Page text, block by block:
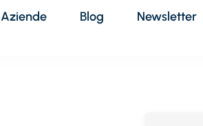
Aziende Blog Newsletter